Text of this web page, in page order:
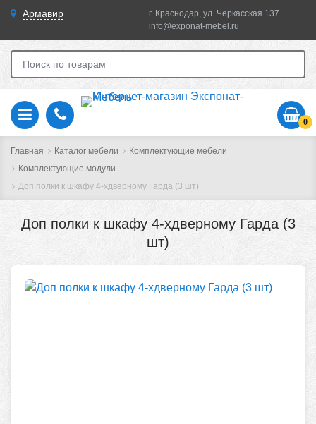
Армавир
г. Краснодар, ул. Черкасская 137
info@exponat-mebel.ru
0
Главная Каталог мебели
Комплектующие мебели
Комплектующие модули
Доп полки к шкафу 4-хдверному Гарда (3 шт)
Доп полки к шкафу 4-хдверному Гарда (3
шт)